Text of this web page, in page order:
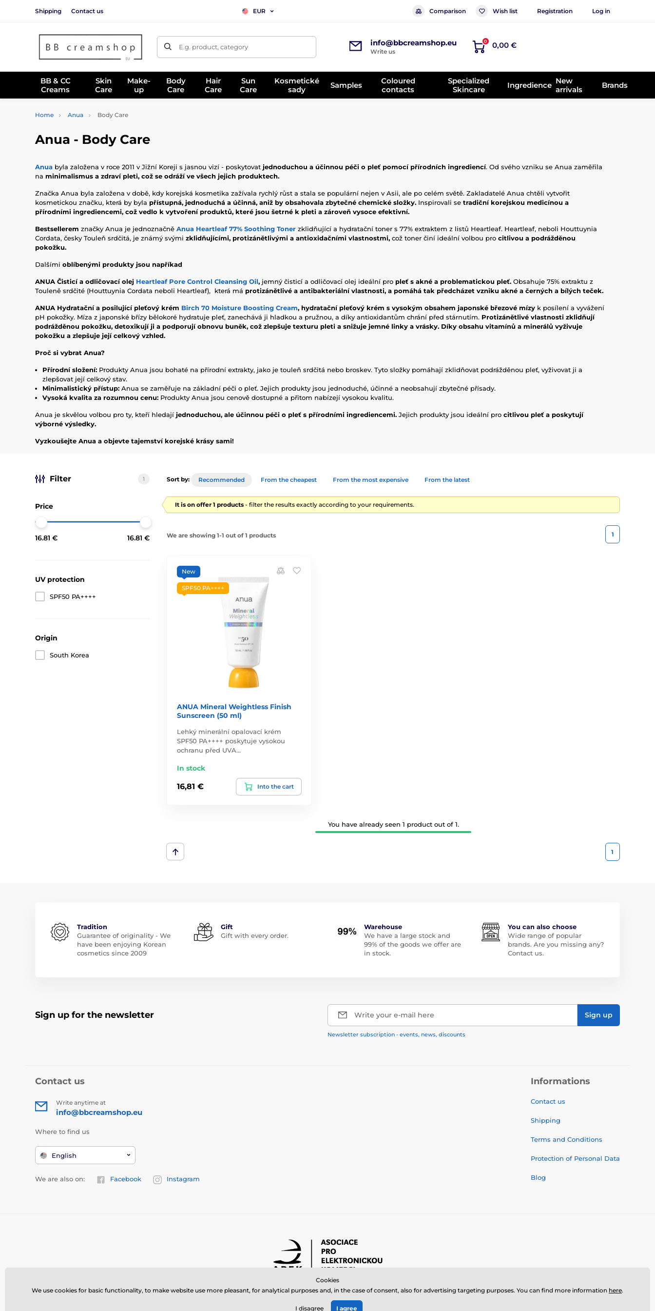
Shipping Contact us EUR Comparison Wish list Registration Log in
E.g. product, category info@bbcreamshop.eu
Write us
0 0,00 €
BB & CC
Creams
Skin
Care
Make-
up
Body
Care
Hair
Care
Sun
Care
Kosmetické
sady
Samples
Coloured
contacts
Specialized
Skincare
Ingredience New
arrivals
Brands
Home Anua Body Care
Anua - Body Care
Anua byla založena v roce 2011 v Jižní Koreji s jasnou vizí - poskytovat jednoduchou a účinnou péči o pleť pomocí přírodních ingrediencí. Od svého vzniku se Anua zaměřila
na minimalismus a zdraví pleti, což se odráží ve všech jejich produktech.
Značka Anua byla založena v době, kdy korejská kosmetika zažívala rychlý růst a stala se populární nejen v Asii, ale po celém světě. Zakladatelé Anua chtěli vytvořit
kosmetickou značku, která by byla přístupná, jednoduchá a účinná, aniž by obsahovala zbytečné chemické složky. Inspirovali se tradiční korejskou medicínou a
přírodními ingrediencemi, což vedlo k vytvoření produktů, které jsou šetrné k pleti a zároveň vysoce efektivní.
Bestsellerem značky Anua je jednoznačně Anua Heartleaf 77% Soothing Toner zklidňující a hydratační toner s 77% extraktem z listů Heartleaf. Heartleaf, neboli Houttuynia
Cordata, česky Touleň srdčitá, je známý svými zklidňujícími, protizánětlivými a antioxidačními vlastnostmi, což toner činí ideální volbou pro citlivou a podrážděnou
pokožku.
Dalšími oblíbenými produkty jsou napříkad
ANUA Čisticí a odličovacíolej Heartleaf Pore Control Cleansing Oil, jemný čisticí a odličovací olej ideální pro pleť s akné a problematickou pleť. Obsahuje 75% extraktu z
Touleně srdčité (Houttuynia Cordata neboli Heartleaf), která má protizánětlivé a antibakteriální vlastnosti, a pomáhá tak předcházet vzniku akné a černých a bílých teček.
ANUA Hydratační a posilující pleťový krém Birch 70 Moisture Boosting Cream, hydratační pleťový krém s vysokým obsahem japonské březové mízy k posílení a vyvážení
pH pokožky. Míza z japonské břízy bělokoré hydratuje pleť, zanechává ji hladkou a pružnou, a díky antioxidantům chrání před stárnutím. Protizánětlivé vlastnosti zklidňují
podrážděnou pokožku, detoxikují ji a podporují obnovu buněk, což zlepšuje texturu pleti a snižuje jemné linky a vrásky. Díky obsahu vitamínů a minerálů vyživuje
pokožku a zlepšuje její celkový vzhled.
Proč si vybrat Anua?
Přírodní složení: Produkty Anua jsou bohaté na přírodní extrakty, jako je touleň srdčitá nebo broskev. Tyto složky pomáhají zklidňovat podrážděnou pleť, vyživovat ji a
zlepšovat její celkový stav.
Minimalistický přístup: Anua se zaměřuje na základní péči o pleť. Jejich produkty jsou jednoduché, účinné a neobsahují zbytečné přísady.
Vysoká kvalita za rozumnou cenu: Produkty Anua jsou cenově dostupné a přitom nabízejí vysokou kvalitu.
Anua je skvělou volbou pro ty, kteří hledají jednoduchou, ale účinnou péči o pleť s přírodními ingrediencemi. Jejich produkty jsou ideální pro citlivou pleť a poskytují
výborné výsledky.
Vyzkoušejte Anua a objevte tajemství korejské krásy sami!
Filter 1
Price
16.81 € 16.81 €
UV protection
SPF50 PA++++
Origin
South Korea
Sort by: Recommended From the cheapest From the most expensive From the latest
It is on offer 1 products - filter the results exactly according to your requirements.
We are showing 1-1 out of 1 products 1
New
SPF50 PA++++
ANUA Mineral Weightless Finish
Sunscreen (50 ml)
Lehký minerální opalovací krém
SPF50 PA++++ poskytuje vysokou
ochranu před UVA…
In stock
16,81 € Into the cart
You have already seen 1 product out of 1.
1
Tradition
Guarantee of originality - We
have been enjoying Korean
cosmetics since 2009
Gift
Gift with every order.
Warehouse
We have a large stock and
99% of the goods we offer are
in stock.
You can also choose
Wide range of popular
brands. Are you missing any?
Contact us.
Sign up for the newsletter Write your e-mail here Sign up
Newsletter subscription - events, news, discounts
Contact us
Write anytime at
info@bbcreamshop.eu
Where to find us
English
We are also on: Facebook Instagram
Informations
Contact us
Shipping
Terms and Conditions
Protection of Personal Data
Blog
© 2026 www.bbcreamshop.eu ⦁ E-shop created bySIMPLIA.cz
Cookies
We use cookies for basic functionality, to make website use more pleasant, for analytical purposes and, in the case of consent, also for advertising targeting purposes. You can find more information here.
I disagree I agree